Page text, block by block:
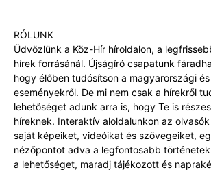
RÓLUNK
Üdvözlünk a Köz-Hír híroldalon, a
hírek forrásánál. Újságíró csapatunk
hogy élőben tudósítson a magyarországi
eseményekről. De mi nem csak a hírekről
lehetőséget adunk arra is, hogy Te is
híreknek. Interaktív aloldalunkon az
saját képeiket, videóikat és szövegeiket,
nézőpontot adva a legfontosabb
a lehetőséget, maradj tájékozott és